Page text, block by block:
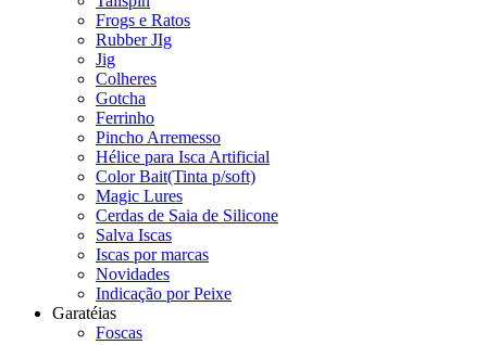
Frogs e Ratos
Rubber JIg
Jig
Colheres
Gotcha
Ferrinho
Pincho Arremesso
Hélice para Isca Artificial
Color Bait(Tinta p/soft)
Magic Lures
Cerdas de Saia de Silicone
Salva Iscas
Iscas por marcas
Novidades
Indicação por Peixe
Garatéias
Foscas